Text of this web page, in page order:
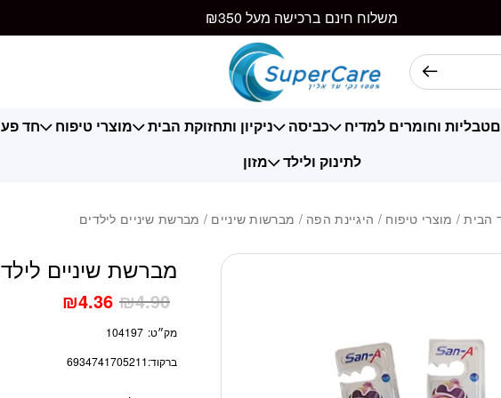
משלוח חינם ברכישה מעל ₪350
טבליות וחומרים למדיח כביסה ניקיון ותחזוקת הבית מוצרי טיפוח חד
לתינוק ולילד
מזון
הבית/ מוצרי טיפוח / היגיינת הפה / מברשות שיניים / מברשת שיניים לילדים
מברשת שיניים
₪4.90
₪4.36
מק״ט: 104197
ברקוד:6934741705211